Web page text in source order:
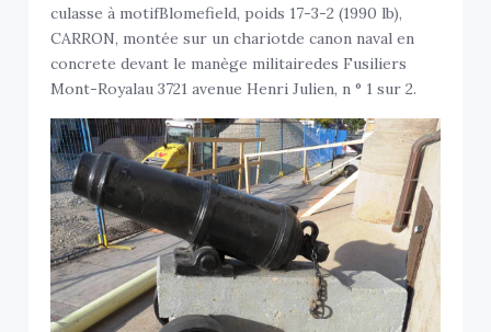
culasse à motifBlomefield, poids 17-3-2 (1990 lb),
CARRON, montée sur un chariotde canon naval en
concrete devant le manège militairedes Fusiliers
Mont-Royalau 3721 avenue Henri Julien, n ° 1 sur 2.